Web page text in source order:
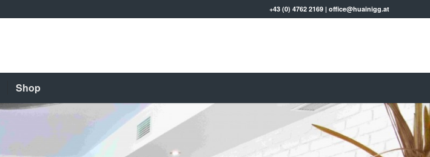
+43 (0) 4762 2169 | office@huainigg.at
Shop